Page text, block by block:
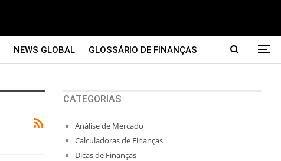
NEWS GLOBAL GLOSSÁRIO DE FINANÇAS
CATEGORIAS
Análise de Mercado
Calculadoras de Finanças
Dicas de Finanças